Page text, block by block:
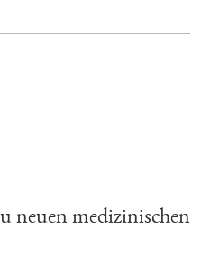
neuen medizinischen